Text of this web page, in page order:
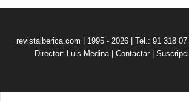
revistaiberica.com | 1995 - 2026 | Tel.: 91 318 07
Director: Luis Medina| Contactar